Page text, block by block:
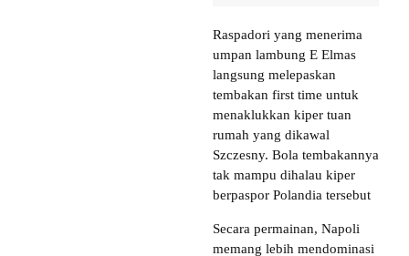
Raspadori yang menerima
umpan lambung E Elmas
langsung melepaskan
tembakan first time untuk
menaklukkan kiper tuan
rumah yang dikawal
Szczesny. Bola tembakannya
tak mampu dihalau kiper
berpaspor Polandia tersebut
Secara permainan, Napoli
memang lebih mendominasi